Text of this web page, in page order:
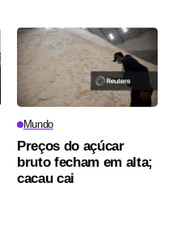
Mundo
Preços do açúcar
bruto fecham em alta;
cacau cai